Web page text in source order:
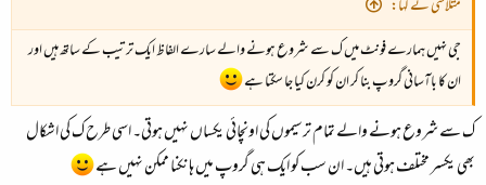
متلاشی نے کہا:
جی نہیں ہمارے فونٹ میں ک سے شروع ہونے والے سارے الفاظ ایک ترتیب کے ساتھ ہیں اور
ان کا باآسانی گروپ بنا کر ان کو کرن کیا جا سکتا ہے
ک سے شروع ہونے والے تمام ترسیموں کی اونچائی یکساں نہیں ہوتی۔ اسی طرح ک کی اشکال
بھی یکسر مختلف ہوتی ہیں۔ ان سب کو ایک ہی گروپ میں ہانکنا ممکن نہیں ہے